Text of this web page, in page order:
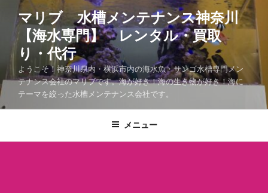
マリブ 水槽メンテナンス神奈川
【海水専門】 レンタル・買取
り・代行
ようこそ！神奈川県内・横浜市内の海水魚・サンゴ水槽専門メン
テナンス会社のマリブです。海が好き！海の生き物が好き！海に
テーマを絞った水槽メンテナンス会社です。
メニュー